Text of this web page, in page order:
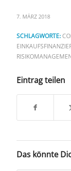
7. MÄRZ 2018
SCHLAGWORTE:
Eintrag teilen
Das könnte